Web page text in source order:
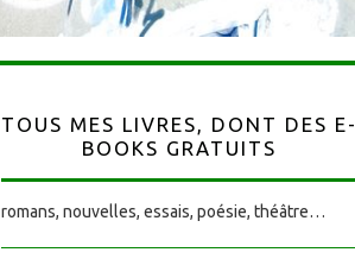
TOUS MES LIVRES, DONT DES E-
BOOKS GRATUITS
romans, nouvelles, essais, poésie, théâtre…